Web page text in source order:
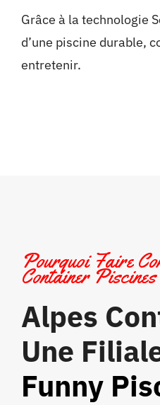
Grâce à la technologie
d’une piscine durable,
entretenir.
Pourquoi Faire
Container
Alpes
Une
Funny